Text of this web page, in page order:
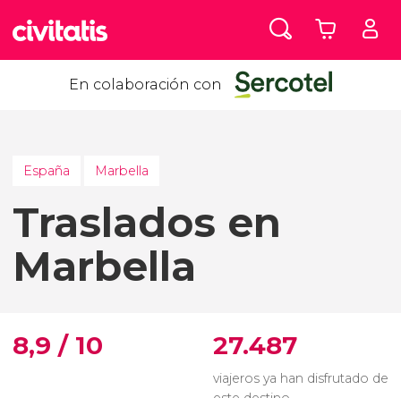
En colaboración con
España Marbella
Traslados en
Marbella
8,9 / 10 27.487
viajeros ya han disfrutado de